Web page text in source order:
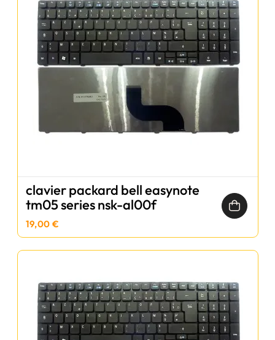
clavier packard bell easynote
tm05 series nsk-al00f
19,00 €